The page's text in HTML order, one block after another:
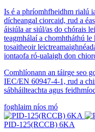
Is é a phríomhfheidhm rialú
dícheangal ciorcaid, rud a
áisiúla ar siúl/as do chórais
teagmhálaí a chomhtháthú le
tosaitheoir
iontaofa ró-ualaigh don
Comhlíonann an táirge seo
IEC/EN 60947-4-1, rud a
sábháilteachta agus
foghlaim níos mó
PID-125(RCCB) 6KA